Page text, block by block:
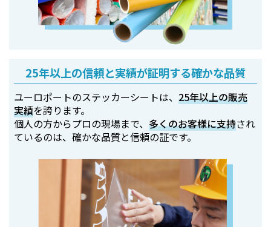
25年以上の信頼と実績が証明する確かな品質
ユーロポートのステッカーシートは、25年以上の販売
実績を誇ります。
個人の方からプロの現場まで、多くのお客様に支持され
ているのは、確かな品質と信頼の証です。